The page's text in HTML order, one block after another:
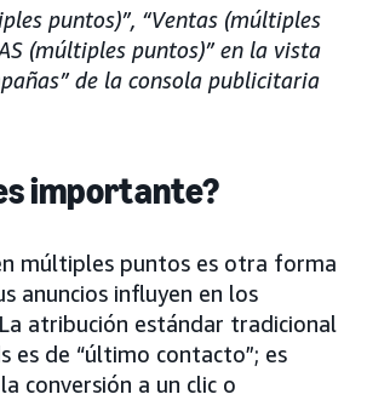
puntos)”, “Ventas (múltiples
(múltiples puntos)” en la vista
de la consola publicitaria
importante?
múltiples puntos es otra forma
anuncios influyen en los
atribución estándar tradicional
es de “último contacto”; es
conversión a un clic o